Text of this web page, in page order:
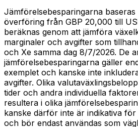
Jämförelsebesparingarna baseras
överföring från GBP 20,000 till
beräknas genom att jämföra
marginaler och avgifter som
och Xe samma dag 8/7/2026. De
jämförelsebesparingarna gäller
exemplet och kanske inte
avgifter. Olika
tider och andra individuella
resultera i olika
kanske därför inte är indikativa
och bör endast användas som